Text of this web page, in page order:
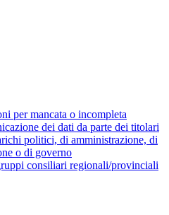
per mancata o incompleta
dei dati da parte dei titolari
politici, di amministrazione, di
o di governo
consiliari regionali/provinciali